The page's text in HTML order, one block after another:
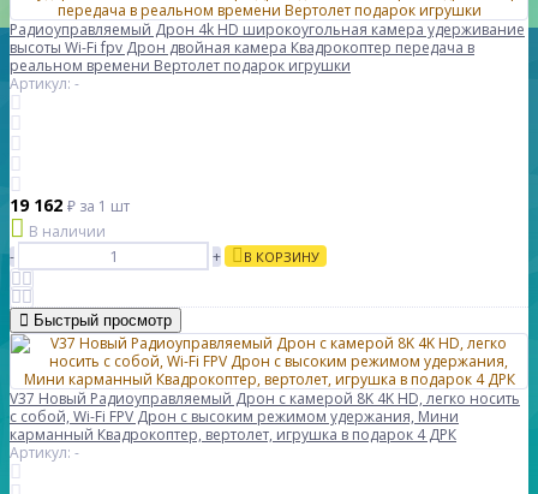
Радиоуправляемый Дрон 4k HD широкоугольная камера удерживание
высоты Wi-Fi fpv Дрон двойная камера Квадрокоптер передача в
реальном времени Вертолет подарок игрушки
Артикул: -
19 162 ₽ за 1 шт
В наличии
-
+ В КОРЗИНУ
Быстрый просмотр
V37 Новый Радиоуправляемый Дрон с камерой 8K 4K HD, легко носить
с собой, Wi-Fi FPV Дрон с высоким режимом удержания, Мини
карманный Квадрокоптер, вертолет, игрушка в подарок 4 ДРК
Артикул: -